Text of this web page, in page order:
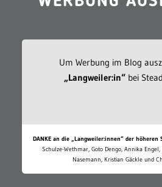
Um Werbung im Blog
„Langweiler:in“bei
DANKE an die „Langweiler:innen“ der höheren
Schulze-Wethmar, Goto Dengo, Annika
Nasemann, Kristian Gäckle und